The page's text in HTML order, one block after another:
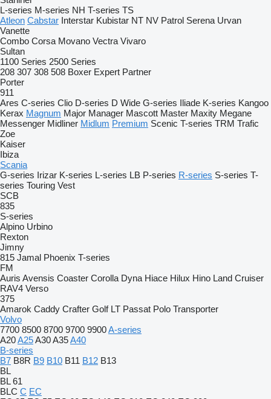
L-series M-series NH T-series TS
Atleon Cabstar Interstar Kubistar NT NV Patrol Serena Urvan
Vanette
Combo Corsa Movano Vectra Vivaro
Sultan
1100 Series 2500 Series
208 307 308 508 Boxer Expert Partner
Porter
911
Ares C-series Clio D-series D Wide G-series Iliade K-series Kangoo
Kerax Magnum Major Manager Mascott Master Maxity Megane
Messenger Midliner Midlum Premium Scenic T-series TRM Trafic
Zoe
Kaiser
Ibiza
Scania
G-series Irizar K-series L-series LB P-series R-series S-series T-
series Touring Vest
SCB
835
S-series
Alpino Urbino
Rexton
Jimny
815 Jamal Phoenix T-series
FM
Auris Avensis Coaster Corolla Dyna Hiace Hilux Hino Land Cruiser
RAV4 Verso
375
Amarok Caddy Crafter Golf LT Passat Polo Transporter
Volvo
7700 8500 8700 9700 9900A-series
A20A25A30A35A40
B-series
B7 B8R B9 B10 B11 B12 B13
BL
BL 61
BLC C EC